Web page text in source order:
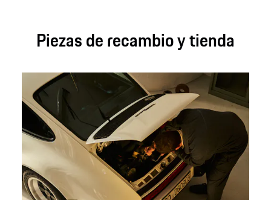
Piezas de recambio y tienda